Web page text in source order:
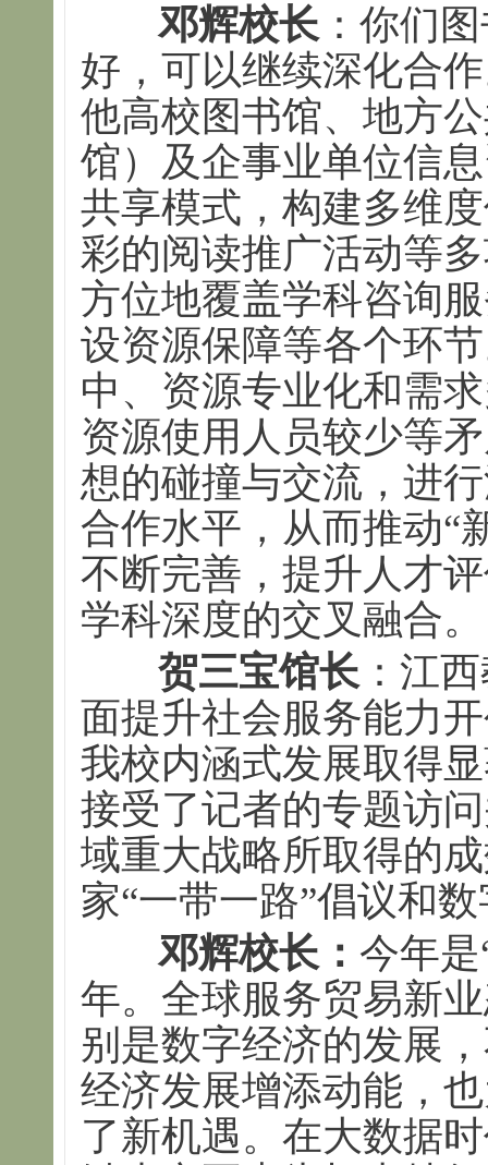
邓辉校长 ：你们
好，可以继续深化合
他高校图书馆、地方
馆）及企事业单位信
共享模式，构建多维
彩的阅读推广活动等
方位地覆盖学科咨询
设资源保障等各个环
中、资源专业化和需
资源使用人员较少等
想的碰撞与交流，进
合作水平，从而推动“
不断完善，提升人才
学科深度的交叉融合。
贺三宝馆长 ：江
面提升社会服务能力
我校内涵式发展取得
接受了记者的专题访
域重大战略所取得的
家“一带一路”倡议和
邓辉校长： 今年
年。全球服务贸易新
别是数字经济的发展
经济发展增添动能，
了新机遇。在大数据